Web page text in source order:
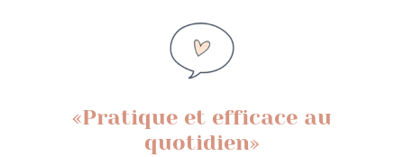
«Pratique et efficace au
quotidien»